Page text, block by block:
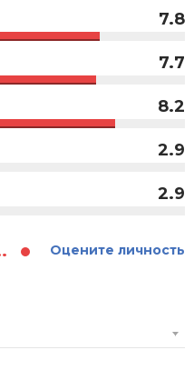
7.8
7.7
8.2
2.9
2.9
Оцените личность